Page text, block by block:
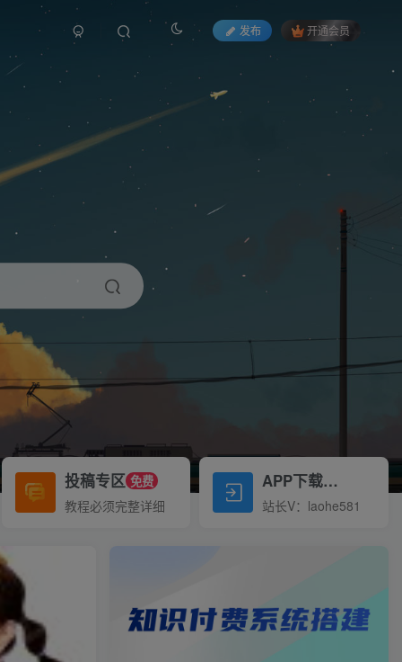
发布 开通会员
投稿专区 免费
教程必须完整详细
APP下载Down
站长V：laohe581